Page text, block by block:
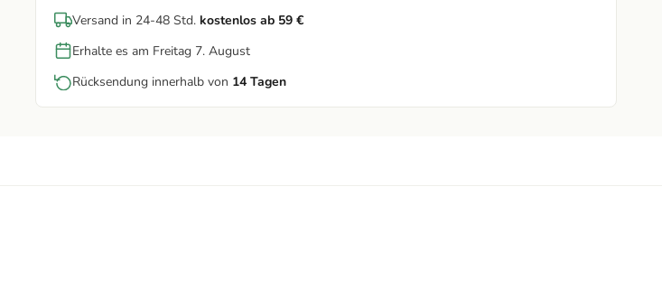
Versand in 24-48 Std. kostenlos ab 59 €
Erhalte es am Freitag 7. August
Rücksendung innerhalb von 14 Tagen